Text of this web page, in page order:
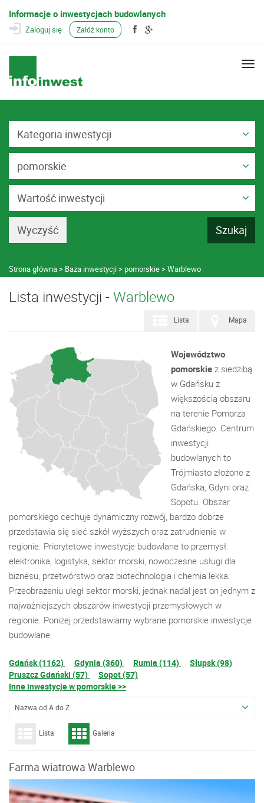
Informacje o inwestycjach budowlanych
Zaloguj się Załóż konto
Kategoria inwestycji
pomorskie
Wartość inwestycji
Strona główna Baza inwestycji pomorskie Warblewo
Lista inwestycji - Warblewo
Mapa
Lista
Województwo
pomorskie z siedzibą
w Gdańsku z
większością obszaru
na terenie Pomorza
Gdańskiego. Centrum
inwestycji
budowlanych to
Trójmiasto złożone z
Gdańska, Gdyni oraz
Sopotu. Obszar
pomorskiego cechuje dynamiczny rozwój, bardzo dobrze
przedstawia się sieć szkół wyższych oraz zatrudnienie w
regionie. Priorytetowe inwestycje budowlane to przemysł:
elektronika, logistyka, sektor morski, nowoczesne usługi dla
biznesu, przetwórstwo oraz biotechnologia i chemia lekka.
Przeobrażeniu uległ sektor morski, jednak nadal jest on jednym z
najważniejszych obszarów inwestycji przemysłowych w
regionie. Poniżej przedstawiamy wybrane pomorskie inwestycje
budowlane.
Gdańsk (1162) Gdynia (360) Rumia (114)
Słupsk (98)
Pruszcz Gdański (57)
Sopot (57)
Inne inwestycje w pomorskie >>
Nazwa od A do Z
Lista Galeria
Farma wiatrowa Warblewo